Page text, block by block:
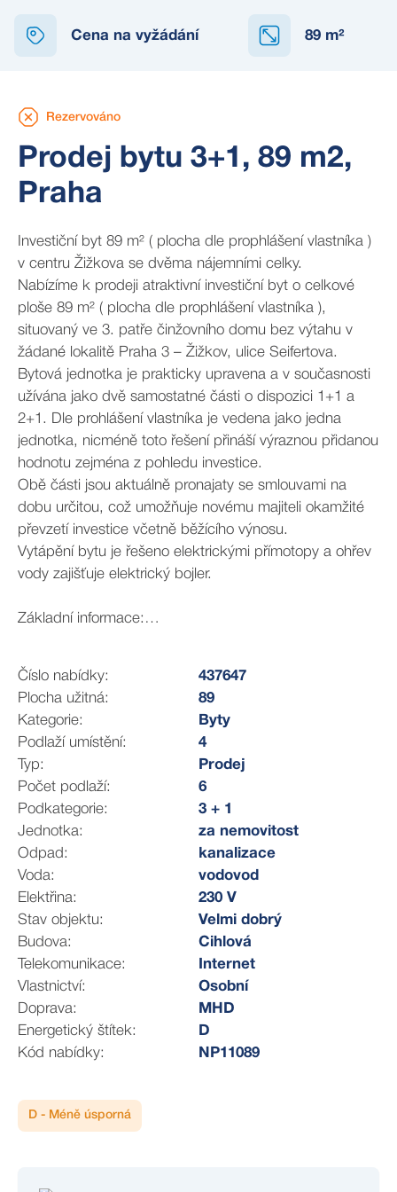
Cena na vyžádání 89 m²
Rezervováno
Prodej bytu 3+1, 89 m2,
Praha
Investiční byt 89 m² ( plocha dle prophlášení vlastníka )
v centru Žižkova se dvěma nájemními celky.
Nabízíme k prodeji atraktivní investiční byt o celkové
ploše 89 m² ( plocha dle prophlášení vlastníka ),
situovaný ve 3. patře činžovního domu bez výtahu v
žádané lokalitě Praha 3 – Žižkov, ulice Seifertova.
Bytová jednotka je prakticky upravena a v současnosti
užívána jako dvě samostatné části o dispozici 1+1 a
2+1. Dle prohlášení vlastníka je vedena jako jedna
jednotka, nicméně toto řešení přináší výraznou přidanou
hodnotu zejména z pohledu investice.
Obě části jsou aktuálně pronajaty se smlouvami na
dobu určitou, což umožňuje novému majiteli okamžité
převzetí investice včetně běžícího výnosu.
Vytápění bytu je řešeno elektrickými přímotopy a ohřev
vody zajišťuje elektrický bojler.
Základní informace:
Dispozice upravena na 1+1 a 2+1, 3. patro (4 NP)
Dům bez výtahu
Stav udržovaný, vhodný k dalšímu pronájmu
Měsíční náklady na byt (od 01/2026) - zahrnuje obě
části:
3 433 Kč - zahrnuje fond oprav, odměny, odpad, úklid,
pojištění a osvětlení společných prostor.
Plus elektřina a voda dle reálné spotřeby.
Investiční potenciál:
Dvě samostatně pronajímané části v rámci jedné
jednotky
Okamžitý výnos díky stávajícím nájemníkům
Dlouhodobě vysoká poptávka po nájemním bydlení v
lokalitě
Výborná likvidita nemovitosti v širším centru Prahy
Možnost budoucí optimalizace nájemného
zachovává charakter klasické žižkovské zástavby.
Společné prostory si uchovaly původní architektonické
Číslo nabídky:
437647
Plocha užitná:
89
Kategorie:
Byty
Podlaží umístění:
4
Typ:
Prodej
Počet podlaží:
6
Podkategorie:
3 + 1
Jednotka:
za nemovitost
Odpad:
kanalizace
Voda:
vodovod
Elektřina:
230 V
Stav objektu:
Velmi dobrý
Budova:
Cihlová
Telekomunikace:
Internet
Vlastnictví:
Osobní
Doprava:
MHD
Energetický štítek:
D
Kód nabídky:
NP11089
D - Méně úsporná